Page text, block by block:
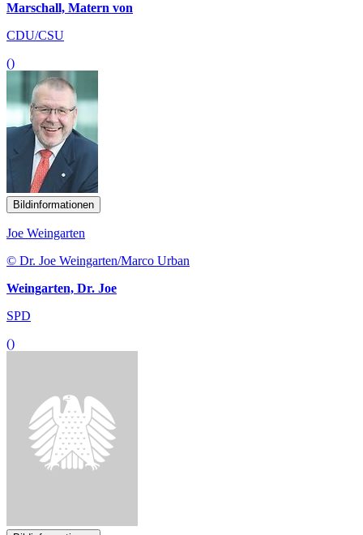
Marschall, Matern von
CDU/CSU
()
Bildinformationen
Joe Weingarten
© Dr. Joe Weingarten/Marco Urban
Weingarten, Dr. Joe
SPD
()